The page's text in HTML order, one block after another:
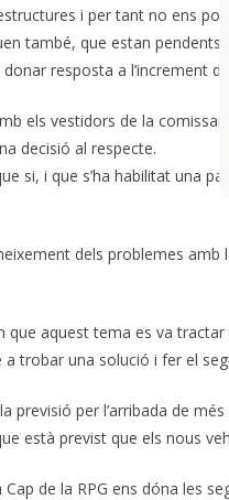
i per tant no ens
també, que estan pendents
resposta a l’increment
els vestidors de la
decisió al respecte.
si, i que s’ha habilitat una
dels problemes
que aquest tema es va
trobar una solució i fer el
previsió per l’arribada de
està previst que els nous
Cap de la RPG ens dóna les